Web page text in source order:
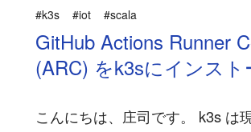
#k3s
#iot #scala
GitHub Actions Runner
(ARC) をk3sにインスト
こんにちは、庄司です。 k3s は